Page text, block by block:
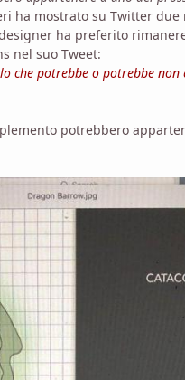
ha mostrato su Twitter
ha preferito
nel suo Tweet:
che potrebbe o potrebbe
potrebbero